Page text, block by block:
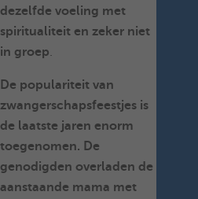
dezelfde voeling met
spiritualiteit en zeker niet
in groep.
De populariteit van
zwangerschapsfeestjes is
de laatste jaren enorm
toegenomen. De
genodigden overladen de
aanstaande mama met